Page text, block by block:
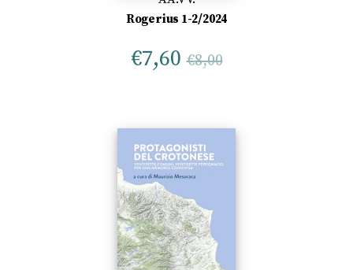
Rogerius 1-2/2024
€7,60 €8,00